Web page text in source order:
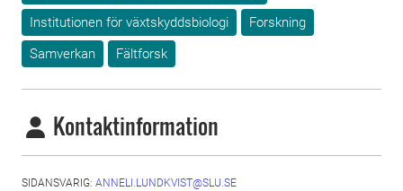
Institutionen för växtskyddsbiologi
Forskning
Samverkan
Fältforsk
Kontaktinformation
SIDANSVARIG: ANNELI.LUNDKVIST@SLU.SE